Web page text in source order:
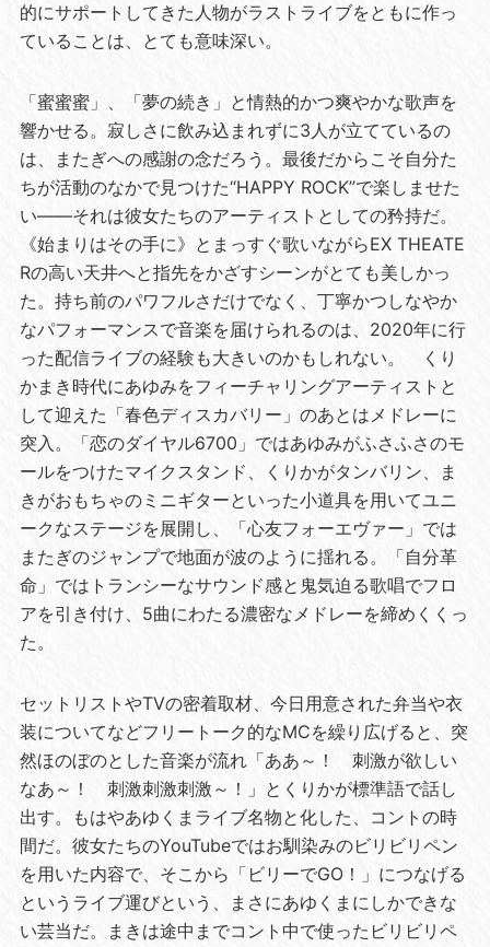
的にサポートしてきた人物がラストライブをともに作っ
ていることは、とても意味深い。
「蜜蜜蜜」、「夢の続き」と情熱的かつ爽やかな歌声を
響かせる。寂しさに飲み込まれずに3人が立てているの
は、またぎへの感謝の念だろう。最後だからこそ自分た
ちが活動のなかで見つけた“HAPPY ROCK”で楽しませた
い――それは彼女たちのアーティストとしての矜持だ。
《始まりはその手に》とまっすぐ歌いながらEX THEATE
Rの高い天井へと指先をかざすシーンがとても美しかっ
た。持ち前のパワフルさだけでなく、丁寧かつしなやか
なパフォーマンスで音楽を届けられるのは、2020年に行
った配信ライブの経験も大きいのかもしれない。 くり
かまき時代にあゆみをフィーチャリングアーティストと
して迎えた「春色ディスカバリー」のあとはメドレーに
突入。「恋のダイヤル6700」ではあゆみがふさふさのモ
ールをつけたマイクスタンド、くりかがタンバリン、ま
きがおもちゃのミニギターといった小道具を用いてユニ
ークなステージを展開し、「心友フォーエヴァー」では
またぎのジャンプで地面が波のように揺れる。「自分革
命」ではトランシーなサウンド感と鬼気迫る歌唱でフロ
アを引き付け、5曲にわたる濃密なメドレーを締めくくっ
た。
セットリストやTVの密着取材、今日用意された弁当や衣
装についてなどフリートーク的なMCを繰り広げると、突
然ほのぼのとした音楽が流れ「ああ～！ 刺激が欲しい
なあ～！ 刺激刺激刺激～！」とくりかが標準語で話し
出す。もはやあゆくまライブ名物と化した、コントの時
間だ。彼女たちのYouTubeではお馴染みのビリビリペン
を用いた内容で、そこから「ビリーでGO！」につなげる
というライブ運びという、まさにあゆくまにしかできな
い芸当だ。まきは途中までコント中で使ったビリビリペ